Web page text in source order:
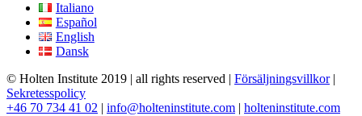
Italiano
Español
English
Dansk
© Holten Institute 2019 | all rights reserved | Försäljningsvillkor|
Sekretesspolicy
+46 70 734 41 02 | info@holteninstitute.com | holteninstitute.com